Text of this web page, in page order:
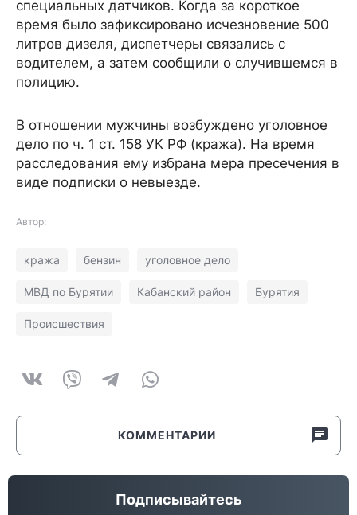
специальных датчиков. Когда за короткое
время было зафиксировано исчезновение 500
литров дизеля, диспетчеры связались с
водителем, а затем сообщили о случившемся в
полицию.
В отношении мужчины возбуждено уголовное
дело по ч. 1 ст. 158 УК РФ (кража). На время
расследования ему избрана мера пресечения в
виде подписки о невыезде.
Автор:
кража бензин уголовное дело
МВД по Бурятии Кабанский район Бурятия
Происшествия
КОММЕНТАРИИ
Подписывайтесь